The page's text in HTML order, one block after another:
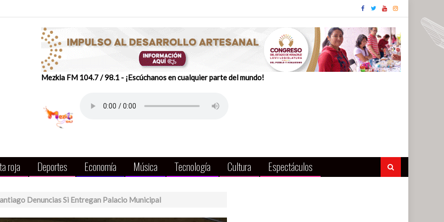
Mezkla FM 104.7 / 98.1 - ¡Escúchanos en cualquier parte del mundo!
roja Deportes Economía Música Tecnología Cultura Espectáculos
Denuncias Si Entregan Palacio Municipal